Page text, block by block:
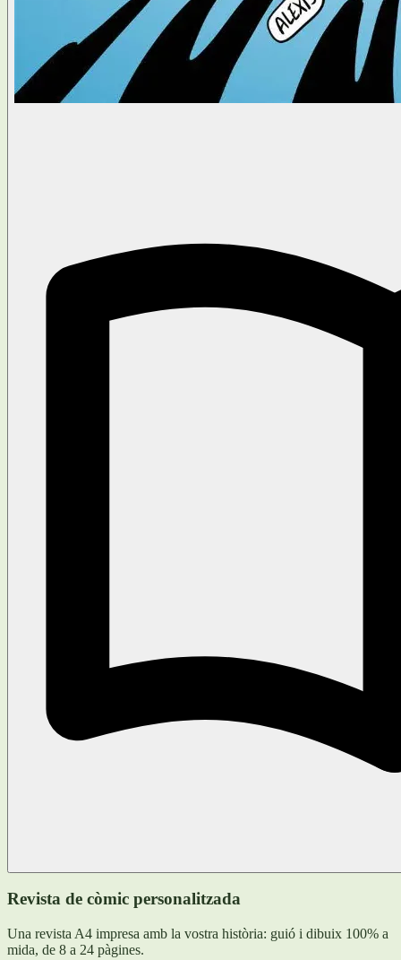
Revista de còmic personalitzada
Una revista A4 impresa amb la vostra història: guió i dibuix 100% a
mida, de 8 a 24 pàgines.